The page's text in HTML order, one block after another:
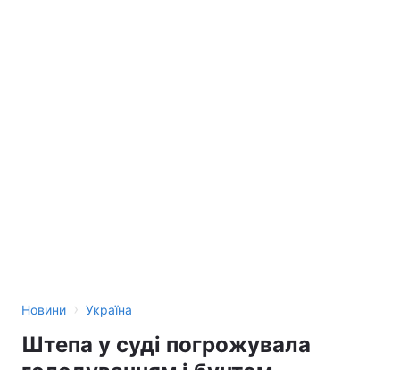
Новини › Україна
Штепа у суді погрожувала